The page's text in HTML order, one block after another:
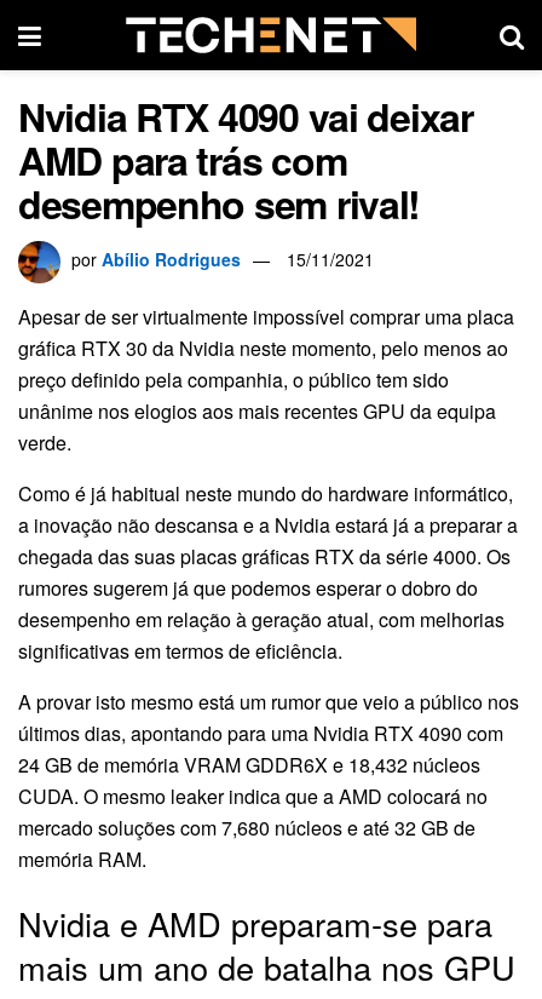
Nvidia RTX 4090 vai deixar
AMD para trás com
desempenho sem rival!
por Abílio Rodrigues 15/11/2021
Apesar de ser virtualmente impossível comprar uma placa
gráfica RTX 30 da Nvidia neste momento, pelo menos ao
preço definido pela companhia, o público tem sido
unânime nos elogios aos mais recentes GPU da equipa
verde.
Como é já habitual neste mundo do hardware informático,
a inovação não descansa e a Nvidia estará já a preparar a
chegada das suas placas gráficas RTX da série 4000. Os
rumores sugerem já que podemos esperar o dobro do
desempenho em relação à geração atual, com melhorias
significativas em termos de eficiência.
A provar isto mesmo está um rumor que veio a público nos
últimos dias, apontando para uma Nvidia RTX 4090 com
24 GB de memória VRAM GDDR6X e 18,432 núcleos
CUDA. O mesmo leaker indica que a AMD colocará no
mercado soluções com 7,680 núcleos e até 32 GB de
memória RAM.
Nvidia e AMD preparam-se para
mais um ano de batalha nos GPU